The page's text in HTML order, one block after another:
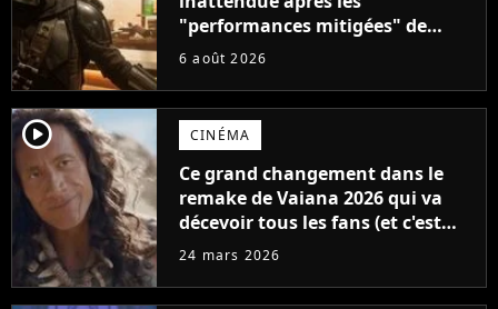
"performances mitigées" de
Vaiana et The Mandalorian &
6 août 2026
player2 CINÉMA
Ce grand changement dans le
remake de Vaiana 2026 qui va
décevoir tous les fans (et c'est
pas la perruque de Dwayne
24 mars 2026